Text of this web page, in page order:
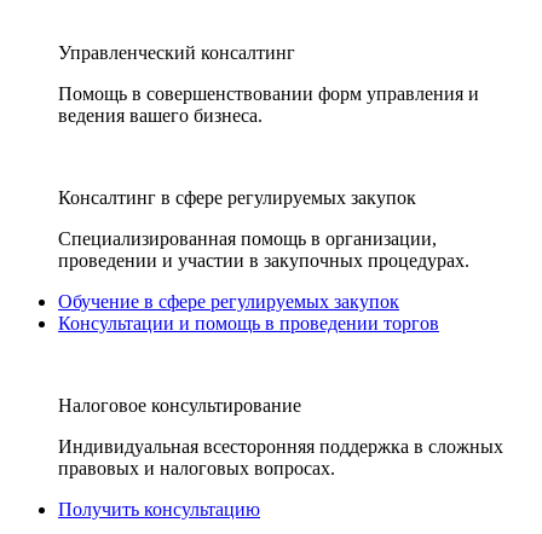
Управленческий консалтинг
Помощь в совершенствовании форм управления и
ведения вашего бизнеса.
Консалтинг в сфере регулируемых закупок
Специализированная помощь в организации,
проведении и участии в закупочных процедурах.
Обучение в сфере регулируемых закупок
Консультации и помощь в проведении торгов
Налоговое консультирование
Индивидуальная всесторонняя поддержка в сложных
правовых и налоговых вопросах.
Получить консультацию